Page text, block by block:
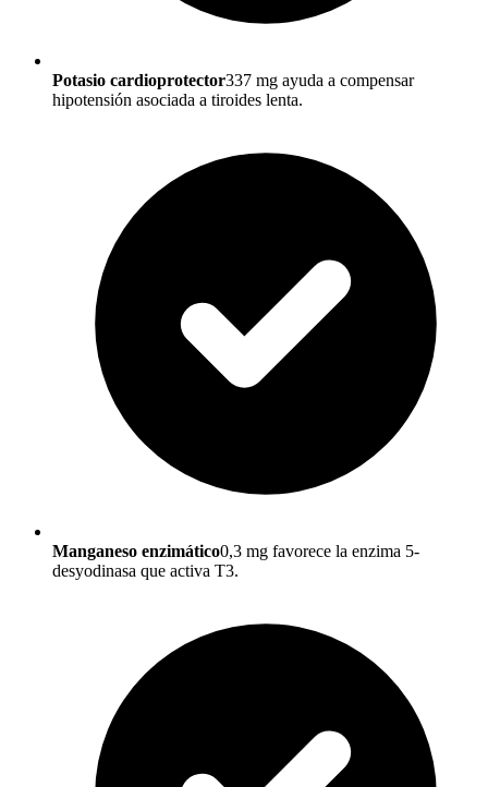
Potasio cardioprotector337 mg ayuda a compensar
hipotensión asociada a tiroides lenta.
Manganeso enzimático0,3 mg favorece la enzima 5-
desyodinasa que activa T3.